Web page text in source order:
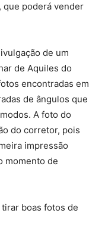
que poderá vender
de um
de Aquiles do
encontradas em
de ângulos que
A foto do
do corretor, pois
impressão
momento de
boas fotos de